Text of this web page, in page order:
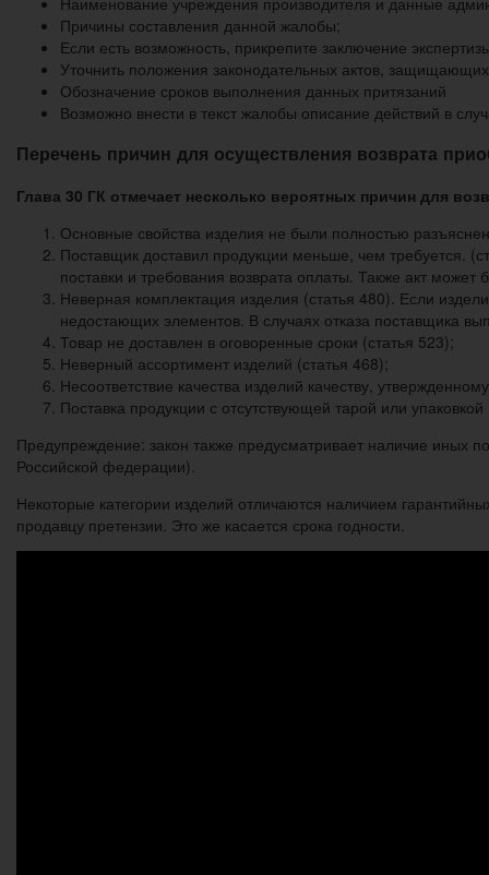
Причины составления данной жалобы;
Если есть возможность, прикрепите заключение
Уточнить положения законодательных актов,
Обозначение сроков выполнения данных притязаний
Возможно внести в текст жалобы описание действий в
Перечень причин для осуществления возврата
Глава 30 ГК отмечает несколько вероятных причин для
Основные свойства изделия не были полностью
Поставщик доставил продукции меньше, чем требуется.
поставки и требования возврата оплаты. Также акт
Неверная комплектация изделия (статья 480). Если
недостающих элементов. В случаях отказа поставщика
Товар не доставлен в оговоренные сроки (статья 523);
Неверный ассортимент изделий (статья 468);
Несоответствие качества изделий качеству,
Поставка продукции с отсутствующей тарой или упаковкой
Предупреждение: закон также предусматривает наличие иных
Российской федерации).
Некоторые категории изделий отличаются наличием
продавцу претензии. Это же касается срока годности.